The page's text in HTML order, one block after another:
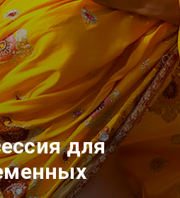
для